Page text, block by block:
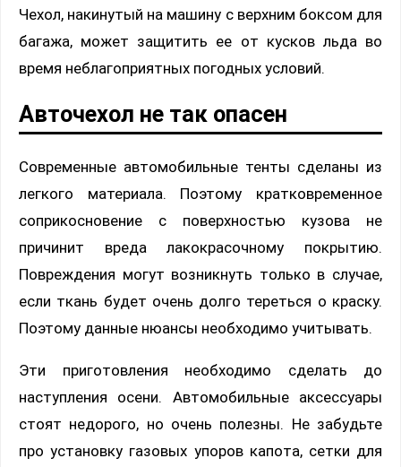
Чехол, накинутый на машину с верхним боксом для
багажа, может защитить ее от кусков льда во
время неблагоприятных погодных условий.
Авточехол не так опасен
Современные автомобильные тенты сделаны из
легкого материала. Поэтому кратковременное
соприкосновение с поверхностью кузова не
причинит вреда лакокрасочному покрытию.
Повреждения могут возникнуть только в случае,
если ткань будет очень долго тереться о краску.
Поэтому данные нюансы необходимо учитывать.
Эти приготовления необходимо сделать до
наступления осени. Автомобильные аксессуары
стоят недорого, но очень полезны. Не забудьте
про установку газовых упоров капота, сетки для